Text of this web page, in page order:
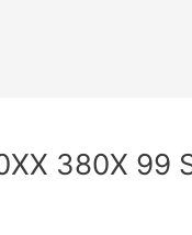
380X 99